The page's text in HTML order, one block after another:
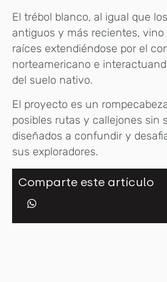
El trébol blanco, al igual que
antiguos y más recientes, vino
raíces extendiéndose por el
norteamericano e
del suelo nativo.
El proyecto es un
posibles rutas y callejones sin
diseñados a confundir y
sus exploradores.
Comparte este artículo